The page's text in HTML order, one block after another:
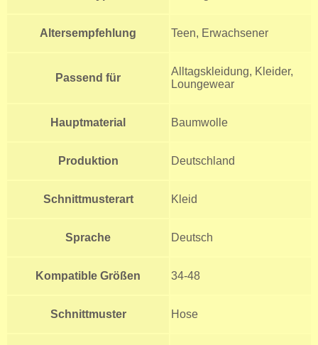
Altersempfehlung Teen, Erwachsener
Passend für
Alltagskleidung, Kleider,
Loungewear
Hauptmaterial Baumwolle
Produktion Deutschland
Schnittmusterart Kleid
Sprache Deutsch
Kompatible Größen 34-48
Schnittmuster Hose